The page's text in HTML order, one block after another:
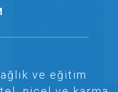
ve eğitim